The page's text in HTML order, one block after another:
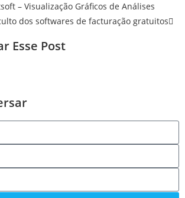
– Visualização Gráficos de Análises
dos softwares de facturação gratuitos
Esse Post